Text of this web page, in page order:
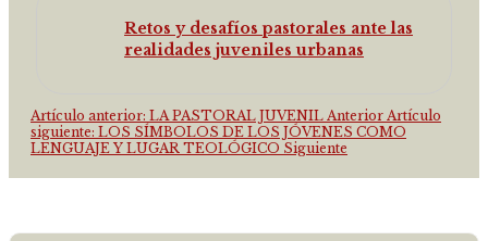
Retos y desafíos pastorales ante las
realidades juveniles urbanas
Artículo anterior: LA PASTORAL JUVENIL Anterior Artículo
siguiente: LOS SÍMBOLOS DE LOS JÓVENES COMO
LENGUAJE Y LUGAR TEOLÓGICO Siguiente